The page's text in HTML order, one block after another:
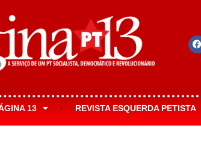
13 REVISTA ESQUERDA PETISTA